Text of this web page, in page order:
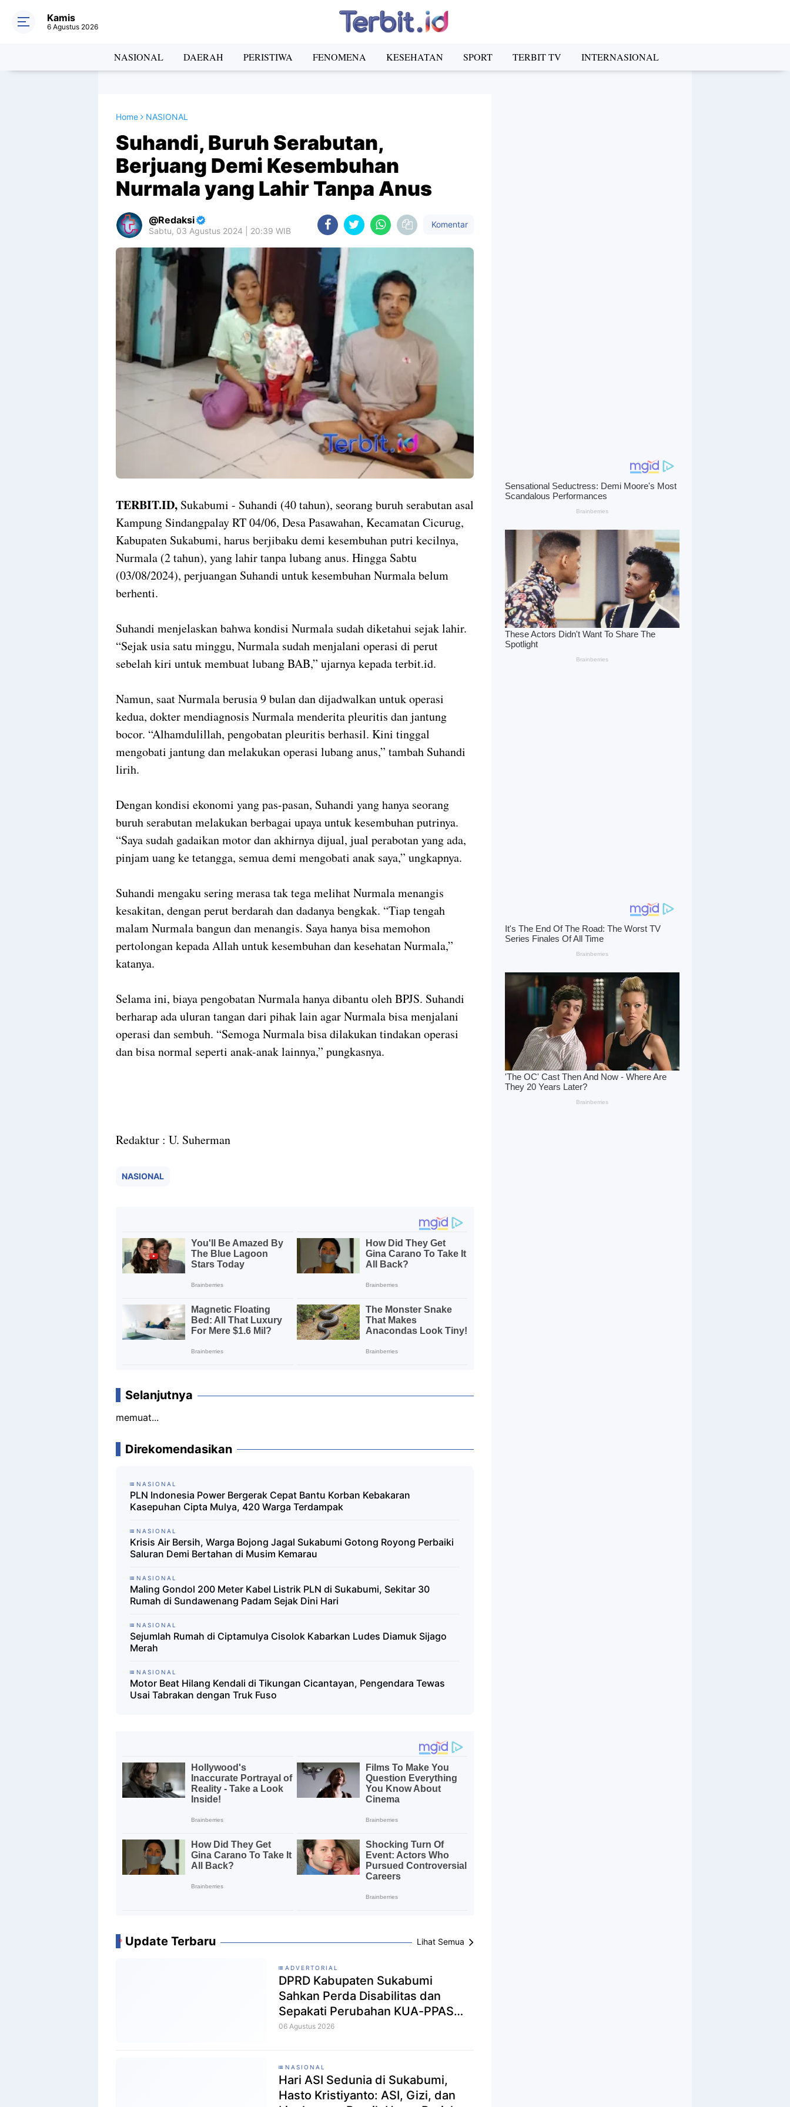
Kamis
6 Agustus 2026
NASIONAL DAERAH PERISTIWA FENOMENA KESEHATAN SPORT TERBIT TV INTERNASIONAL
Home NASIONAL
Suhandi, Buruh Serabutan,
Berjuang Demi Kesembuhan
Nurmala yang Lahir Tanpa Anus
Redaksi
Sabtu, 03 Agustus 2024 | 20:39 WIB
Komentar
TERBIT.ID, Sukabumi - Suhandi (40 tahun), seorang buruh serabutan asal
Kampung Sindangpalay RT 04/06, Desa Pasawahan, Kecamatan Cicurug,
Kabupaten Sukabumi, harus berjibaku demi kesembuhan putri kecilnya,
Nurmala (2 tahun), yang lahir tanpa lubang anus. Hingga Sabtu
(03/08/2024), perjuangan Suhandi untuk kesembuhan Nurmala belum
berhenti.
Suhandi menjelaskan bahwa kondisi Nurmala sudah diketahui sejak lahir.
“Sejak usia satu minggu, Nurmala sudah menjalani operasi di perut
sebelah kiri untuk membuat lubang BAB,” ujarnya kepada terbit.id.
Namun, saat Nurmala berusia 9 bulan dan dijadwalkan untuk operasi
kedua, dokter mendiagnosis Nurmala menderita pleuritis dan jantung
bocor. “Alhamdulillah, pengobatan pleuritis berhasil. Kini tinggal
mengobati jantung dan melakukan operasi lubang anus,” tambah Suhandi
lirih.
Dengan kondisi ekonomi yang pas-pasan, Suhandi yang hanya seorang
buruh serabutan melakukan berbagai upaya untuk kesembuhan putrinya.
“Saya sudah gadaikan motor dan akhirnya dijual, jual perabotan yang ada,
pinjam uang ke tetangga, semua demi mengobati anak saya,” ungkapnya.
Suhandi mengaku sering merasa tak tega melihat Nurmala menangis
kesakitan, dengan perut berdarah dan dadanya bengkak. “Tiap tengah
malam Nurmala bangun dan menangis. Saya hanya bisa memohon
pertolongan kepada Allah untuk kesembuhan dan kesehatan Nurmala,”
katanya.
Selama ini, biaya pengobatan Nurmala hanya dibantu oleh BPJS. Suhandi
berharap ada uluran tangan dari pihak lain agar Nurmala bisa menjalani
operasi dan sembuh. “Semoga Nurmala bisa dilakukan tindakan operasi
dan bisa normal seperti anak-anak lainnya,” pungkasnya.
Redaktur : U. Suherman
NASIONAL
Selanjutnya
memuat...
Direkomendasikan
NASIONAL
PLN Indonesia Power Bergerak Cepat Bantu Korban Kebakaran
Kasepuhan Cipta Mulya, 420 Warga Terdampak
NASIONAL
Krisis Air Bersih, Warga Bojong Jagal Sukabumi Gotong Royong Perbaiki
Saluran Demi Bertahan di Musim Kemarau
NASIONAL
Maling Gondol 200 Meter Kabel Listrik PLN di Sukabumi, Sekitar 30
Rumah di Sundawenang Padam Sejak Dini Hari
NASIONAL
Sejumlah Rumah di Ciptamulya Cisolok Kabarkan Ludes Diamuk Sijago
Merah
NASIONAL
Motor Beat Hilang Kendali di Tikungan Cicantayan, Pengendara Tewas
Usai Tabrakan dengan Truk Fuso
Update Terbaru Lihat Semua
ADVERTORIAL
DPRD Kabupaten Sukabumi
Sahkan Perda Disabilitas dan
Sepakati Perubahan KUA-PPAS
2026
06 Agustus 2026
NASIONAL
Hari ASI Sedunia di Sukabumi,
Hasto Kristiyanto: ASI, Gizi, dan